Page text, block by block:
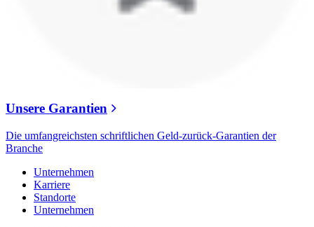
Unsere Garantien
Die umfangreichsten schriftlichen Geld-zurück-Garantien der
Branche
Unternehmen
Karriere
Standorte
Unternehmen